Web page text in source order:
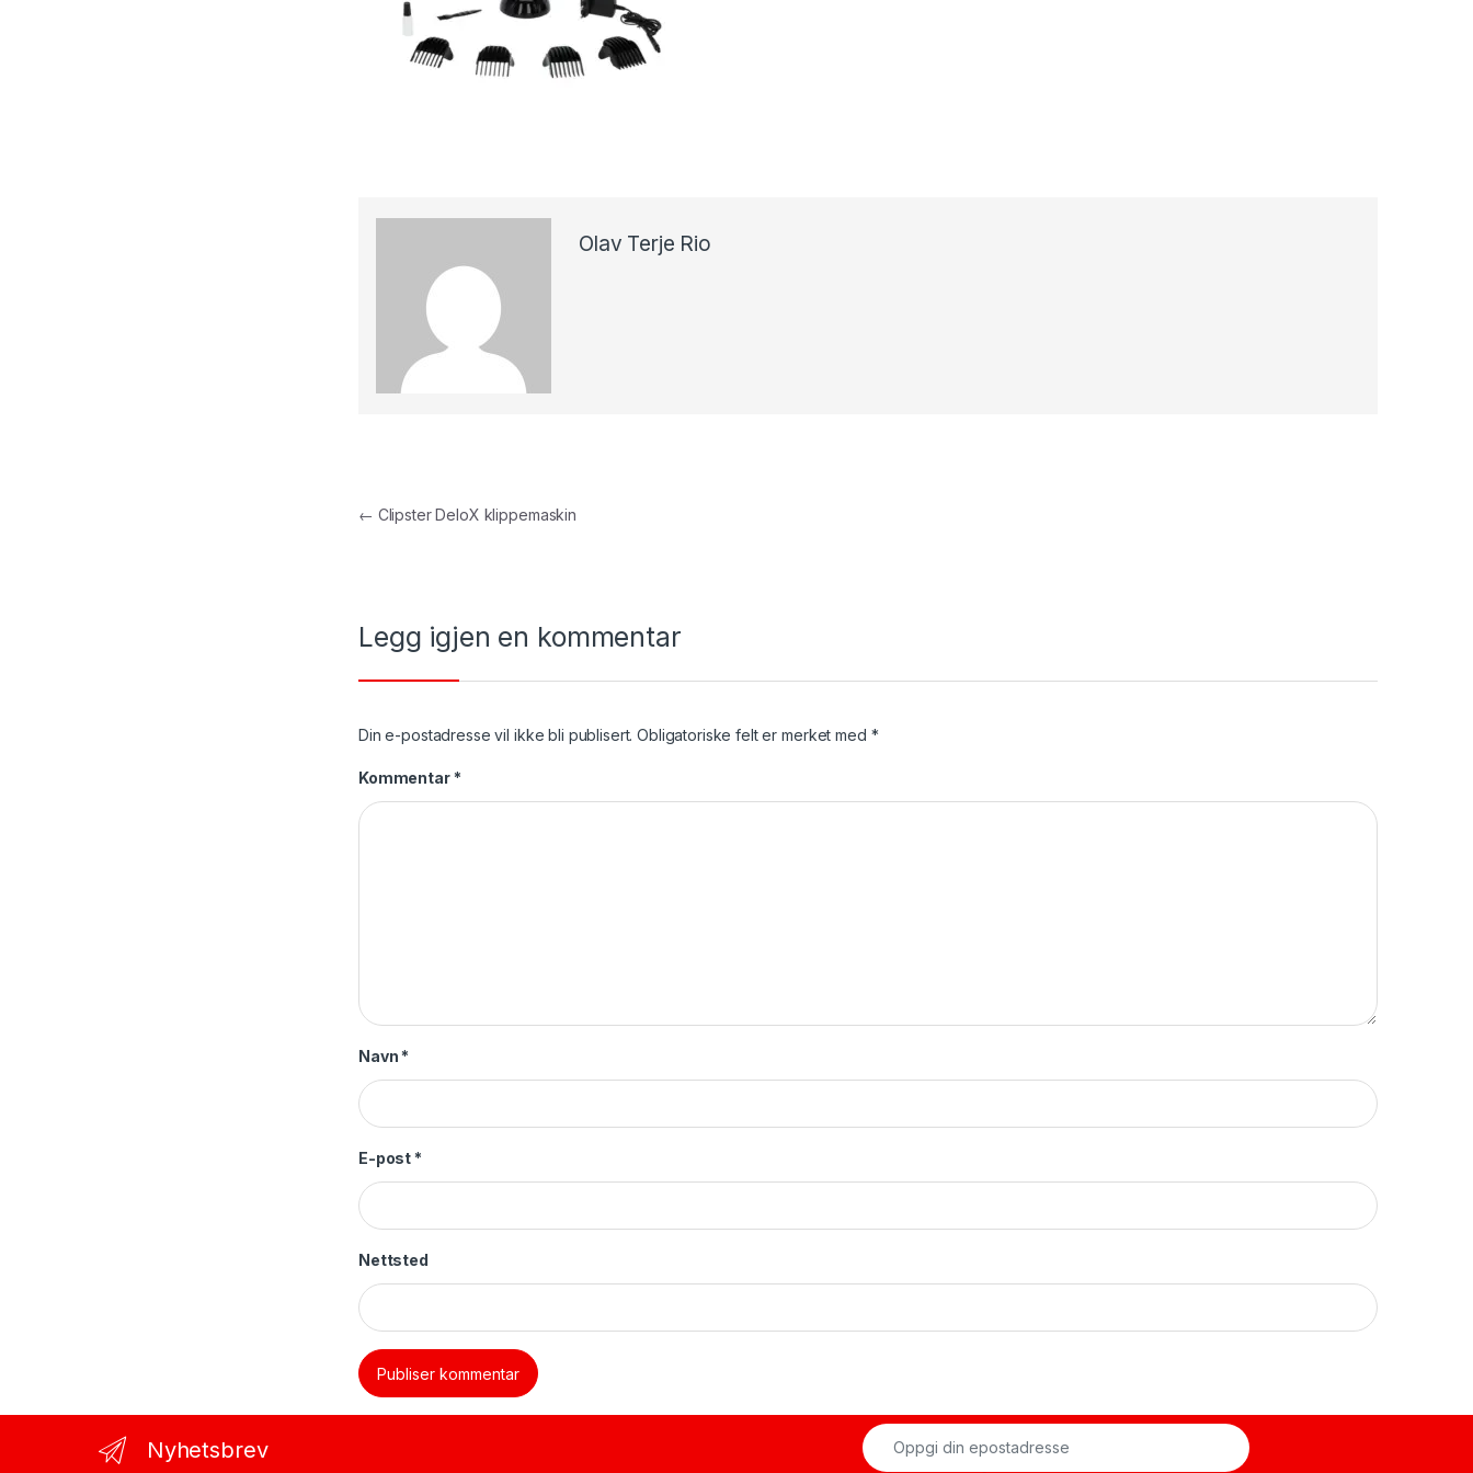
Olav Terje Rio
Innleggsnavigasjon
← Clipster DeloX klippemaskin
Legg igjen en kommentar
Din e-postadresse vil ikke bli publisert. Obligatoriske felt er merket med *
Kommentar *
Navn *
E-post *
Nettsted
Nyhetsbrev